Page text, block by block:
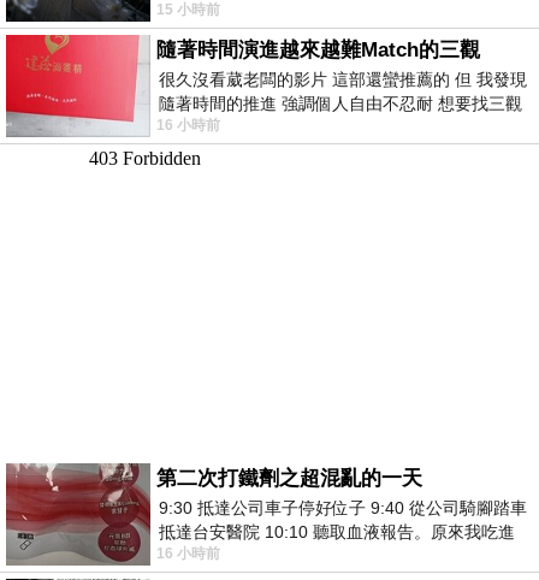
昨中
15 小時前
隨著時間演進越來越難Match的三觀
很久沒看葳老闆的影片 這部還蠻推薦的 但 我發現
隨著時間的推進 強調個人自由不忍耐 想要找三觀
接近的不要說對象 連朋友都超
16 小時前
第二次打鐵劑之超混亂的一天
9:30 抵達公司車子停好位子 9:40 從公司騎腳踏車
抵達台安醫院 10:10 聽取血液報告。原來我吃進
去的 B12 彌可保並非沒有吸收而是超
16 小時前